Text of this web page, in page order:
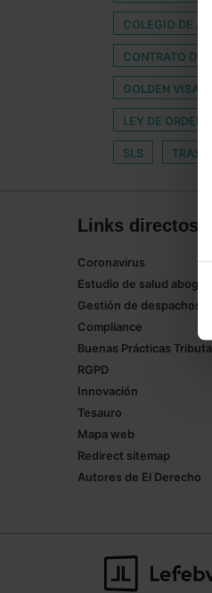
COLEGIO DE
CONTRATO DE
GOLDEN VISA
LEY DE
SLS
Links directos
Coronavirus
Estudio de salud
Gestión de despachos
Compliance
Buenas Prácticas
RGPD
Innovación
Tesauro
Mapa web
Redirect sitemap
Autores de El Derecho